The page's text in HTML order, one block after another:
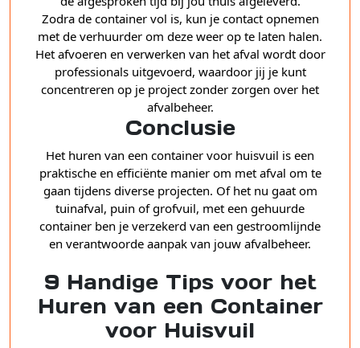
Zodra de container vol is, kun je contact opnemen
met de verhuurder om deze weer op te laten halen.
Het afvoeren en verwerken van het afval wordt door
professionals uitgevoerd, waardoor jij je kunt
concentreren op je project zonder zorgen over het
afvalbeheer.
Conclusie
Het huren van een container voor huisvuil is een
praktische en efficiënte manier om met afval om te
gaan tijdens diverse projecten. Of het nu gaat om
tuinafval, puin of grofvuil, met een gehuurde
container ben je verzekerd van een gestroomlijnde
en verantwoorde aanpak van jouw afvalbeheer.
9 Handige Tips voor het
Huren van een Container
voor Huisvuil